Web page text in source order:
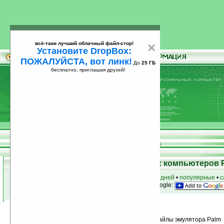
25
Программы для карманных компьютеров
за 7 дней • популярные •
на Google:
Группа: Специальный софт / ROM-файлы эмулятора Palm
×
всё-таки лучший облачный файл-стор!
Установите DropBox:
ПОЖАЛУЙСТА, вот линк! До 25 ГБ
бесплатно, приглашая друзей!